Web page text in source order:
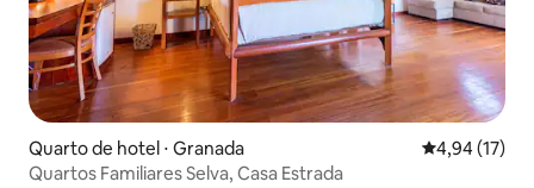
Quarto de hotel ⋅ Granada 4,94 de uma
4,94 (17)
Quartos Familiares Selva, Casa Estrada